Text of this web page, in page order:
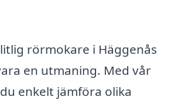
rörmokare i Häggenås
en utmaning. Med vår
enkelt jämföra olika